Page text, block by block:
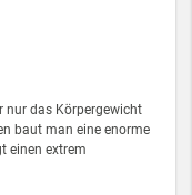
nur das Körpergewicht
baut man eine enorme
einen extrem